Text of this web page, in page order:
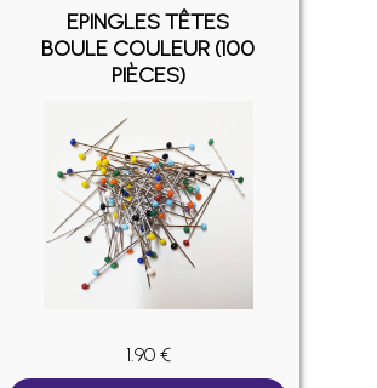
EPINGLES TÊTES
BOULE COULEUR (100
PIÈCES)
1.90 €